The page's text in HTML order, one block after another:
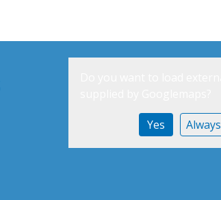
Yes Always